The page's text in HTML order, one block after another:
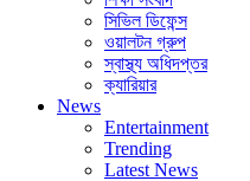
সিভিল ডিফেন্স
ওয়ালটন গ্রুপ
স্বাস্থ্য অধিদপ্তর
ক্যারিয়ার
News
Entertainment
Trending
Latest News